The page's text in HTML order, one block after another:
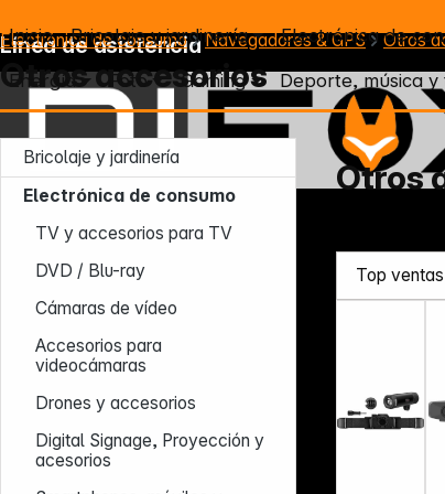
Inicio Bricolaje y jardinería Electrónica de
Energía Foto Gaming Deporte, música
Electrónica de consumo Navegadores & GPS Otros
Otros accesorios
Bricolaje y jardinería
Electrónica de consumo
TV y accesorios para TV
DVD / Blu-ray
Cámaras de vídeo
Accesorios para
videocámaras
Drones y accesorios
Digital Signage, Proyección y
acesorios
Otros
Línea de asistencia
Vie: 7:30 – 13:30 (CET)
Tel.: +49 931 9708 - 466